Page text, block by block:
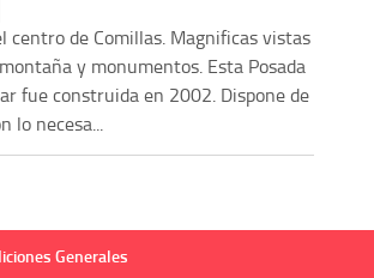
centro de Comillas. Magnificas vistas
y monumentos. Esta Posada
fue construida en 2002. Dispone de
lo necesa...
Generales